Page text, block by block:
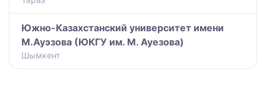
Южно-Казахстанский университет имени
М.Ауэзова (ЮКГУ им. М. Ауезова)
Шымкент